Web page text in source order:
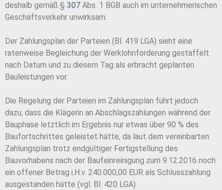
deshalb gemäß § 307 Abs. 1 BGB auch im unternehmerischen
Geschäftsverkehr unwirksam.
Der Zahlungsplan der Parteien (Bl. 419 LGA) sieht eine
ratenweise Begleichung der Werklohnforderung gestaffelt
nach Datum und zu diesem Tag als erbracht geplanten
Bauleistungen vor.
Die Regelung der Parteien im Zahlungsplan führt jedoch
dazu, dass die Klägerin an Abschlagszahlungen während der
Bauphase letztlich im Ergebnis nur etwas über 90 % des
Baufortschrittes geleistet hätte, da laut dem vereinbarten
Zahlungsplan trotz endgültiger Fertigstellung des
Bauvorhabens nach der Baufeinreinigung zum 9.12.2016 noch
ein offener Betrag i.H.v. 240.000,00 EUR als Schlusszahlung
ausgestanden hätte (vgl. Bl. 420 LGA).